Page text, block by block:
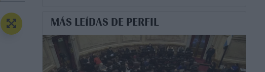
MÁS LEÍDAS DE PERFIL